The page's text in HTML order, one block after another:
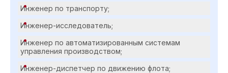
Инженер по транспорту;
Инженер-исследователь;
Инженер по автоматизированным системам
управления производством;
Инженер-диспетчер по движению флота;